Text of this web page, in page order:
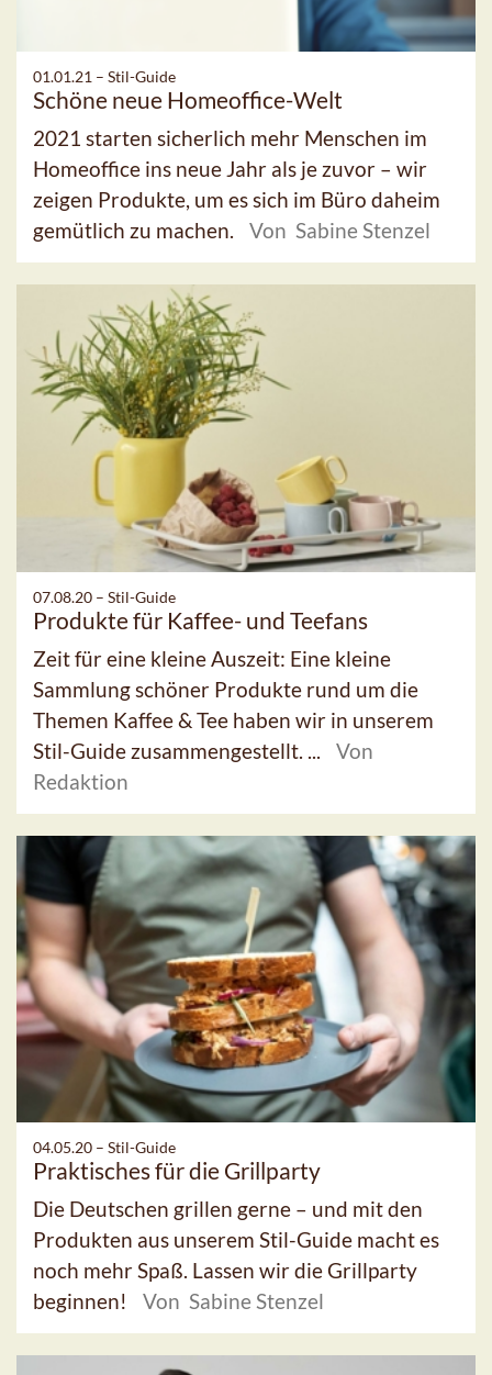
01.01.21 – Stil-Guide
Schöne neue Homeoffice-Welt
2021 starten sicherlich mehr Menschen im
Homeoffice ins neue Jahr als je zuvor – wir
zeigen Produkte, um es sich im Büro daheim
gemütlich zu machen.
Von Sabine Stenzel
07.08.20 – Stil-Guide
Produkte für Kaffee- und Teefans
Zeit für eine kleine Auszeit: Eine kleine
Sammlung schöner Produkte rund um die
Themen Kaffee & Tee haben wir in unserem
Stil-Guide zusammengestellt. ...
Von
Redaktion
04.05.20 – Stil-Guide
Praktisches für die Grillparty
Die Deutschen grillen gerne – und mit den
Produkten aus unserem Stil-Guide macht es
noch mehr Spaß. Lassen wir die Grillparty
beginnen!
Von Sabine Stenzel